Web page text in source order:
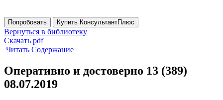
Попробовать Купить КонсультантПлюс
Вернуться в библиотеку
Скачать pdf
Читать Содержание
Оперативно и достоверно 13 (389)
08.07.2019